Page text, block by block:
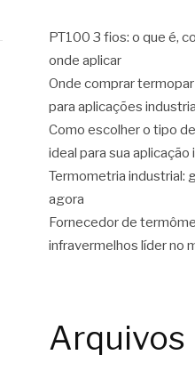
PT100 3 fios: o que é,
onde aplicar
Onde comprar
para aplicações
Como escolher o tipo
ideal para sua aplicação
Termometria industrial:
agora
Fornecedor de
infravermelhos líder no
Arquivos